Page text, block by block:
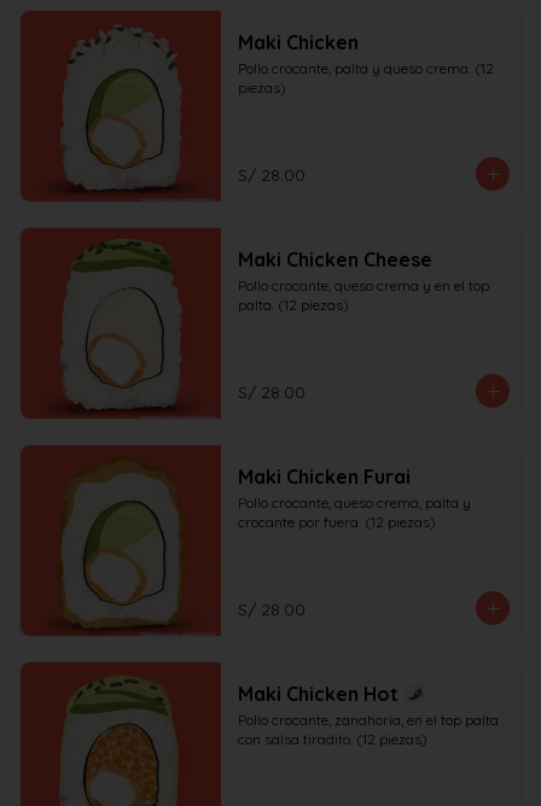
Maki Chicken
Pollo crocante, palta y queso crema. (12
piezas)
S/ 28.00
Maki Chicken Cheese
Pollo crocante, queso crema y en el top
palta. (12 piezas)
S/ 28.00
Maki Chicken Furai
Pollo crocante, queso crema, palta y
crocante por fuera. (12 piezas)
S/ 28.00
Maki Chicken Hot
Pollo crocante, zanahoria, en el top palta
con salsa tiradito. (12 piezas)